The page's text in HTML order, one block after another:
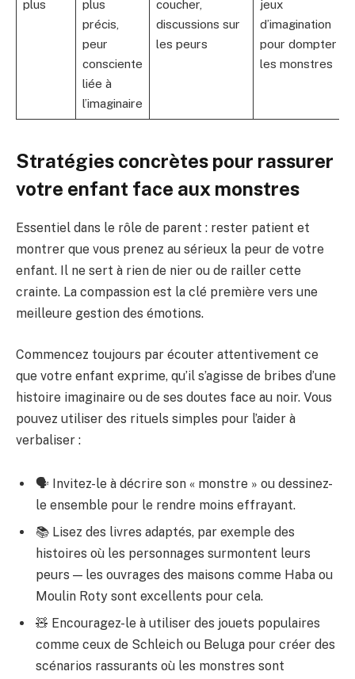
plus
plus
précis,
peur
consciente
liée à
l’imaginaire
coucher,
discussions sur
les peurs
jeux
d’imagination
pour dompter
les monstres
Stratégies concrètes pour rassurer
votre enfant face aux monstres
Essentiel dans le rôle de parent : rester patient et
montrer que vous prenez au sérieux la peur de votre
enfant. Il ne sert à rien de nier ou de railler cette
crainte. La compassion est la clé première vers une
meilleure gestion des émotions.
Commencez toujours par écouter attentivement ce
que votre enfant exprime, qu’il s’agisse de bribes d’une
histoire imaginaire ou de ses doutes face au noir. Vous
pouvez utiliser des rituels simples pour l’aider à
verbaliser :
🗣️ Invitez-le à décrire son « monstre » ou dessinez-
le ensemble pour le rendre moins effrayant.
📚 Lisez des livres adaptés, par exemple des
histoires où les personnages surmontent leurs
peurs — les ouvrages des maisons comme Haba ou
Moulin Roty sont excellents pour cela.
🧸 Encouragez-le à utiliser des jouets populaires
comme ceux de Schleich ou Beluga pour créer des
scénarios rassurants où les monstres sont